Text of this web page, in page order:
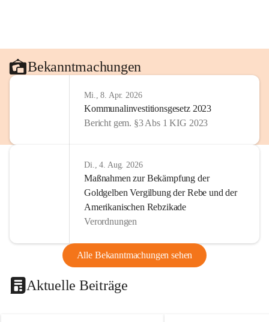
Bekanntmachungen
Mi., 8. Apr. 2026
Kommunalinvestitionsgesetz 2023
Bericht gem. §3 Abs 1 KIG 2023
Di., 4. Aug. 2026
Maßnahmen zur Bekämpfung der
Goldgelben Vergilbung der Rebe und der
Amerikanischen Rebzikade
Verordnungen
Alle Bekanntmachungen sehen
Aktuelle Beiträge